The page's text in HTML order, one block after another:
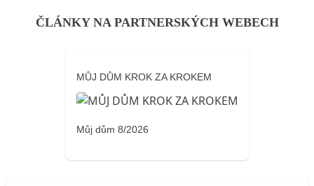
ČLÁNKY NA PARTNERSKÝCH WEBECH
MŮJ DŮM KROK ZA KROKEM
Můj dům 8/2026